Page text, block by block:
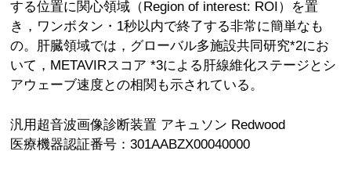
する位置に関心領域（Region of interest: ROI）を置
き，ワンボタン・1秒以内で終了する非常に簡単なも
の。肝臓領域では，グローバル多施設共同研究*2にお
いて，METAVIRスコア *3による肝線維化ステージとシ
アウェーブ速度との相関も示されている。
汎用超音波画像診断装置 アキュソン Redwood
医療機器認証番号：301AABZX00040000